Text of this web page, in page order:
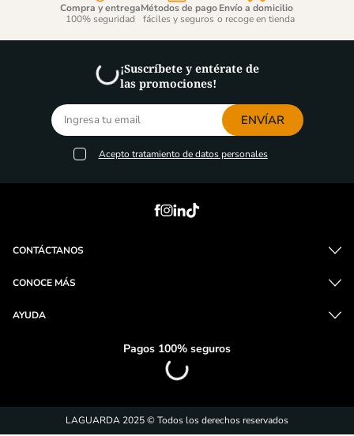
Compra y entrega
100% seguridad
Métodos de pago
fáciles y seguros
Envío a domicilio
o recoge en tienda
¡Suscríbete y entérate de
las promociones!
ENVÍAR
Acepto tratamiento de datos personales
CONTÁCTANOS
CONOCE MÁS
AYUDA
Pagos 100% seguros
LAGUARDA 2025 © Todos los derechos reservados